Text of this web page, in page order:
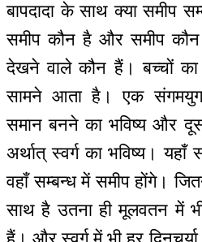
बापदादा के साथ क्या समीप
समीप कौन है और समीप
देखने वाले कौन हैं। बच्चों का
सामने आता है। एक संगमयुग
समान बनने का भविष्य और
अर्थात् स्वर्ग का भविष्य।
वहाँ सम्बन्ध में समीप होंगे।
साथ है उतना ही मूलवतन में